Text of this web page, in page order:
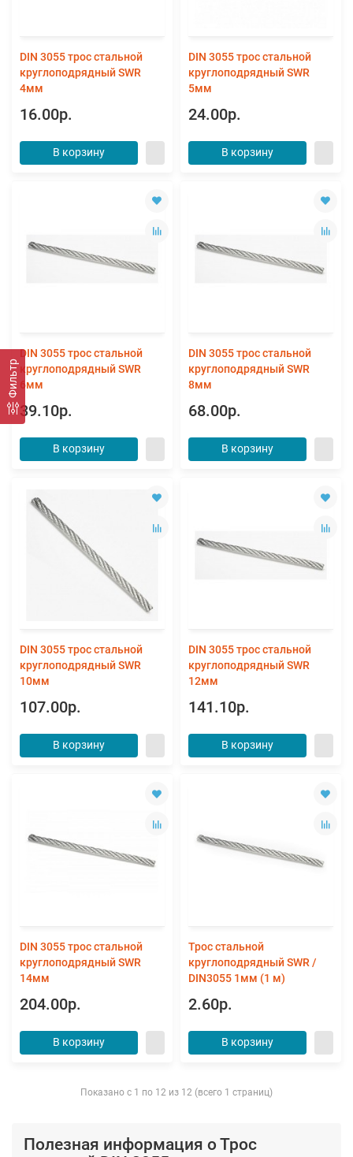
Фильтр
DIN 3055 трос стальной
круглоподрядный SWR
4мм
16.00р.
В корзину
DIN 3055 трос стальной
круглоподрядный SWR
5мм
24.00р.
В корзину
DIN 3055 трос стальной
круглоподрядный SWR
6мм
39.10р.
В корзину
DIN 3055 трос стальной
круглоподрядный SWR
8мм
68.00р.
В корзину
DIN 3055 трос стальной
круглоподрядный SWR
10мм
107.00р.
В корзину
DIN 3055 трос стальной
круглоподрядный SWR
12мм
141.10р.
В корзину
DIN 3055 трос стальной
круглоподрядный SWR
14мм
204.00р.
В корзину
Трос стальной
круглоподрядный SWR /
DIN3055 1мм (1 м)
2.60р.
В корзину
Показано с 1 по 12 из 12 (всего 1 страниц)
Полезная информация о Трос